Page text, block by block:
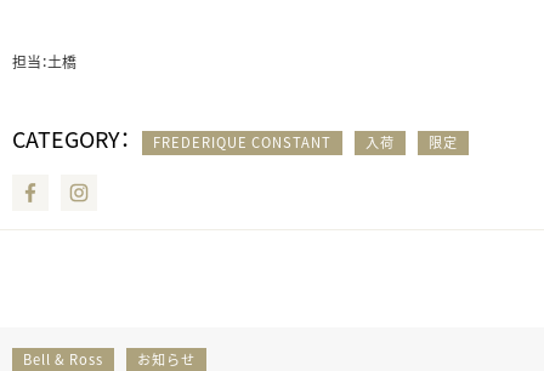
担当：土橋
CATEGORY： FREDERIQUE CONSTANT 入荷 限定
Facebook
Bell & Ross お知らせ